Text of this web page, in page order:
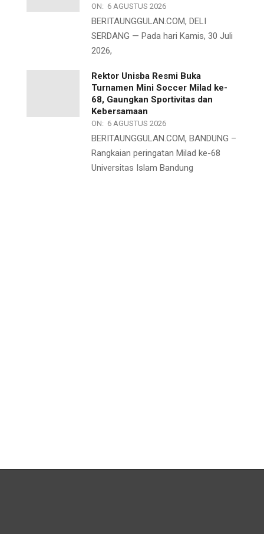
ON: 6 AGUSTUS 2026
BERITAUNGGULAN.COM, DELI
SERDANG — Pada hari Kamis, 30 Juli
2026,
Rektor Unisba Resmi Buka
Turnamen Mini Soccer Milad ke-
68, Gaungkan Sportivitas dan
Kebersamaan
ON: 6 AGUSTUS 2026
BERITAUNGGULAN.COM, BANDUNG –
Rangkaian peringatan Milad ke-68
Universitas Islam Bandung